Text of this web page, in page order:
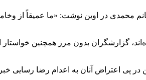
محمدی در اوین نوشت: «ما عمیقاً از
گزارشگران بدون مرز همچنین خواستار